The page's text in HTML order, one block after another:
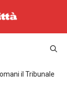
il Tribunale